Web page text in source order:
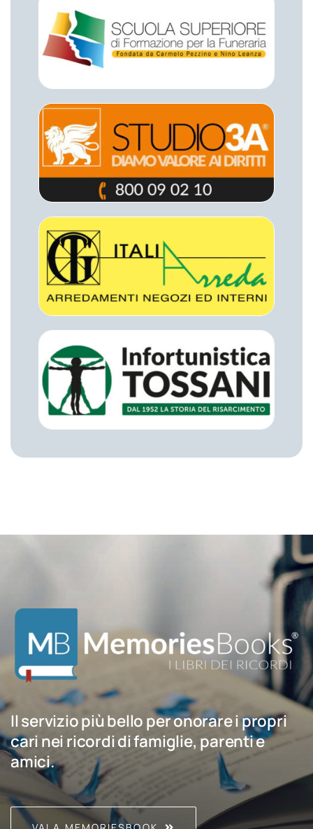
Il servizio più bello per onorare i propri
cari nei ricordi di famiglie, parenti e
amici.